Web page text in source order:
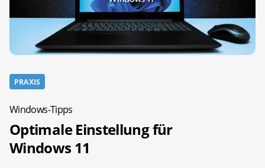
PRAXIS
Windows-Tipps
Optimale Einstellung für
Windows 11